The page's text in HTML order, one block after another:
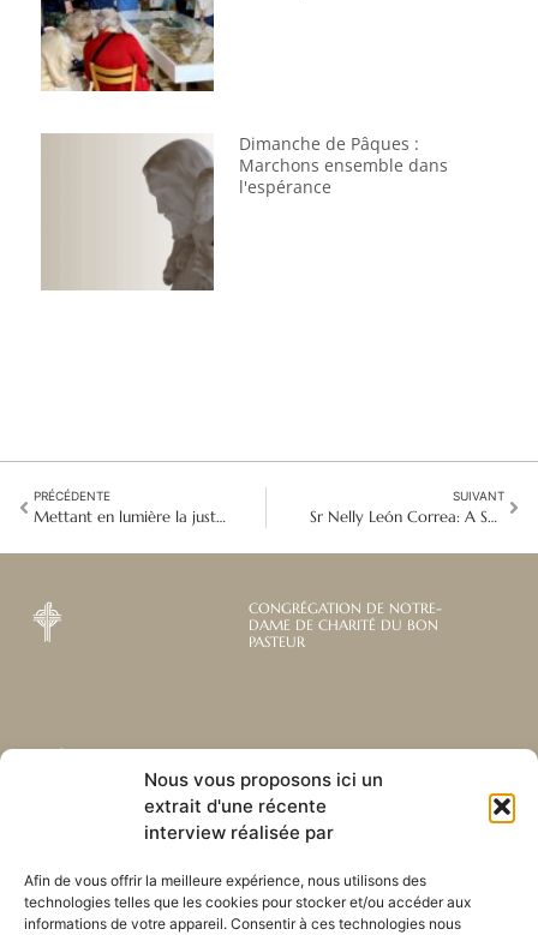
Nous vous proposons ici un
extrait d'une récente
interview réalisée par
Afin de vous offrir la meilleure expérience, nous utilisons des
technologies telles que les cookies pour stocker et/ou accéder aux
informations de votre appareil. Consentir à ces technologies nous
Dimanche de Pâques :
Marchons ensemble dans
l'espérance
PRÉCÉDENTE
Mettant en lumière la justice sociale
SUIVANT
Sr Nelly León Correa: A Shepherdess to Women Deprived of Freedom
CONGRÉGATION DE NOTRE-
DAME DE CHARITÉ DU BON
PASTEUR
Abonnez-vous à notre
newsletter mensuelle
Recevez les dernières nouvelles
nos ministères à travers le monde.
Liens utiles
Envoyez-nous votre
Plan du site